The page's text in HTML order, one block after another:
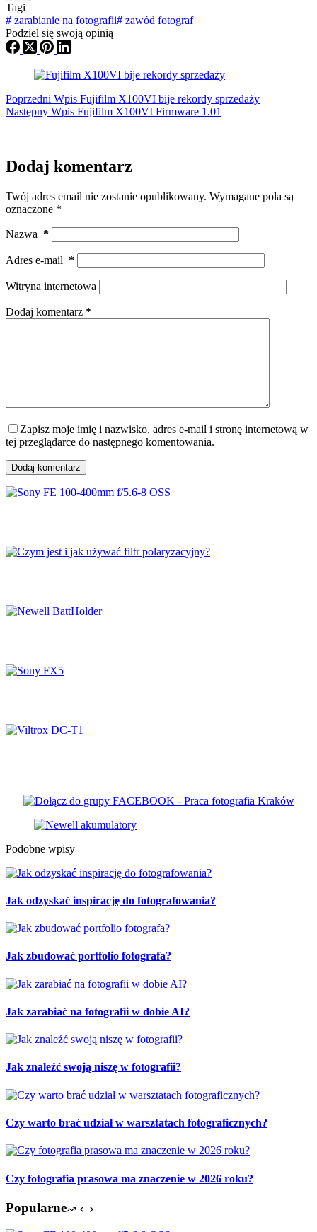
Tagi
# zarabianie na fotografii# zawód fotograf
Podziel się swoją opinią
Poprzedni Wpis Fujifilm X100VI bije rekordy sprzedaży
Następny Wpis Fujifilm X100VI Firmware 1.01
Dodaj komentarz
Twój adres email nie zostanie opublikowany. Wymagane pola są
oznaczone *
Nazwa *
Adres e-mail *
Witryna internetowa
Dodaj komentarz *
Zapisz moje imię i nazwisko, adres e-mail i stronę internetową w
tej przeglądarce do następnego komentowania.
Dodaj komentarz
Podobne wpisy
Jak odzyskać inspirację do fotografowania?
Jak zbudować portfolio fotografa?
Jak zarabiać na fotografii w dobie AI?
Jak znaleźć swoją niszę w fotografii?
Czy warto brać udział w warsztatach fotograficznych?
Czy fotografia prasowa ma znaczenie w 2026 roku?
Popularne